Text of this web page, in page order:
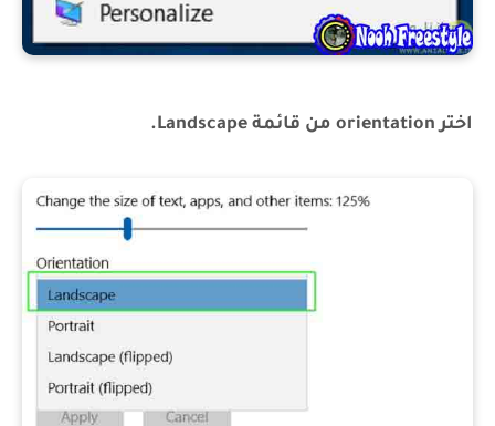
اختر orientation من قائمة Landscape.